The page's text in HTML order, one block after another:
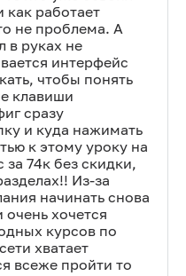
работает
не проблема. А
в руках не
интерфейс
чтобы понять
клавиши
сразу
и куда нажимать
к этому уроку на
74к без скидки,
Из-за
начинать снова
очень хочется
курсов по
хватает
всеже пройти то